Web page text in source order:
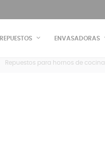
REPUESTOS ENVASADORAS
Repuestos para hornos de cocina